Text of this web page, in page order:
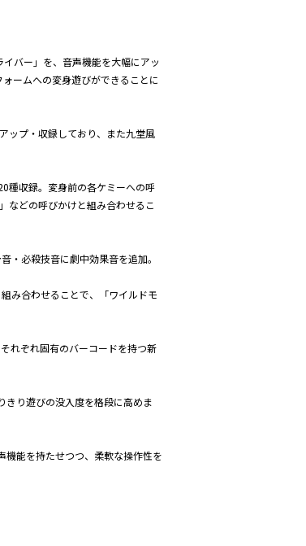
バー」を、音声機能を大幅にアッ
ームへの変身遊びができることに
ップ・収録しており、また九堂風
種収録。変身前の各ケミーへの呼
などの呼びかけと組み合わせるこ
・必殺技音に劇中効果音を追加。
み合わせることで、「ワイルドモ
れぞれ固有のバーコードを持つ新
きり遊びの没入度を格段に高めま
機能を持たせつつ、柔軟な操作性を